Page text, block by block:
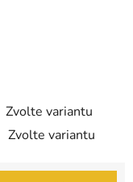
Zvolte variantu
Zvolte variantu